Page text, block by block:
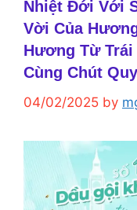
Nhiệt Đới Với
Vời Của
Hương Từ
Cùng Chút
04/02/2025 by